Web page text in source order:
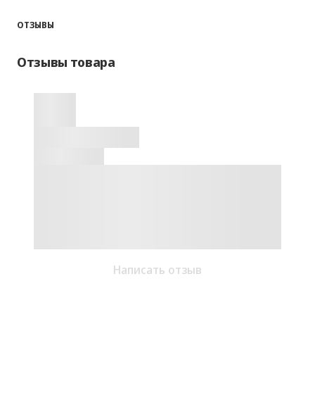
ОТЗЫВЫ
Отзывы товара
Написать отзыв